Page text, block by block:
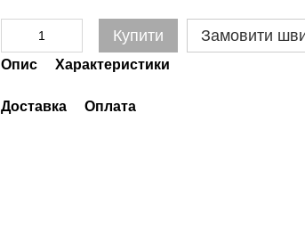
Купити Замовити
Опис Характеристики
Доставка Оплата